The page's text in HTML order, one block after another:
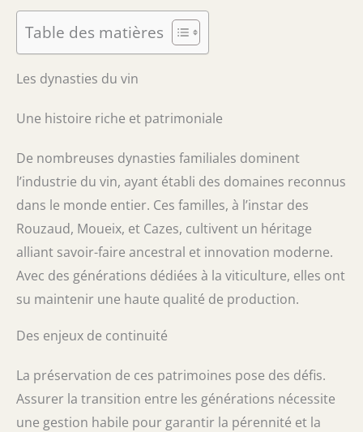
Table des matières
Les dynasties du vin
Une histoire riche et patrimoniale
De nombreuses dynasties familiales dominent
l’industrie du vin, ayant établi des domaines reconnus
dans le monde entier. Ces familles, à l’instar des
Rouzaud, Moueix, et Cazes, cultivent un héritage
alliant savoir-faire ancestral et innovation moderne.
Avec des générations dédiées à la viticulture, elles ont
su maintenir une haute qualité de production.
Des enjeux de continuité
La préservation de ces patrimoines pose des défis.
Assurer la transition entre les générations nécessite
une gestion habile pour garantir la pérennité et la